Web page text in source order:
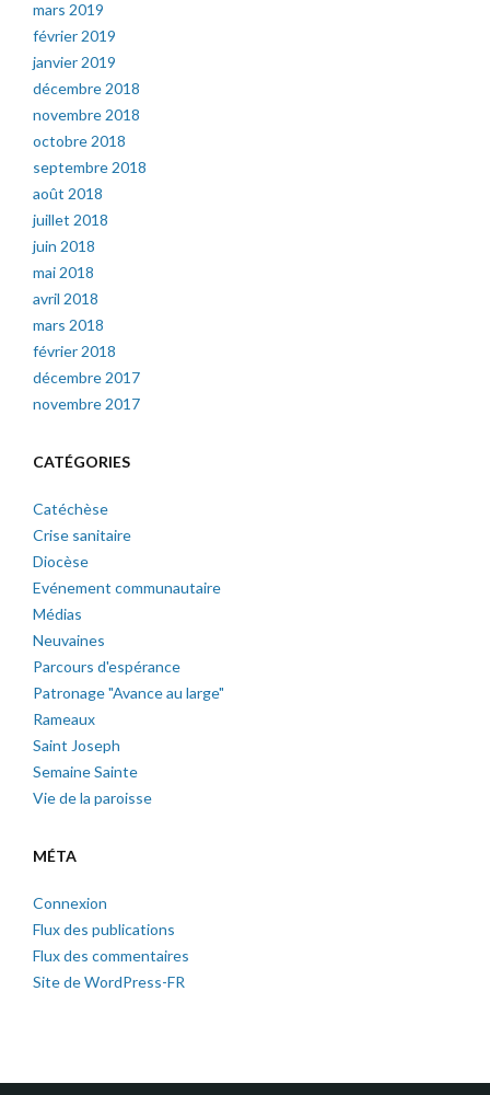
mars 2019
février 2019
janvier 2019
décembre 2018
novembre 2018
octobre 2018
septembre 2018
août 2018
juillet 2018
juin 2018
mai 2018
avril 2018
mars 2018
février 2018
décembre 2017
novembre 2017
CATÉGORIES
Catéchèse
Crise sanitaire
Diocèse
Evénement communautaire
Médias
Neuvaines
Parcours d'espérance
Patronage "Avance au large"
Rameaux
Saint Joseph
Semaine Sainte
Vie de la paroisse
MÉTA
Connexion
Flux des publications
Flux des commentaires
Site de WordPress-FR